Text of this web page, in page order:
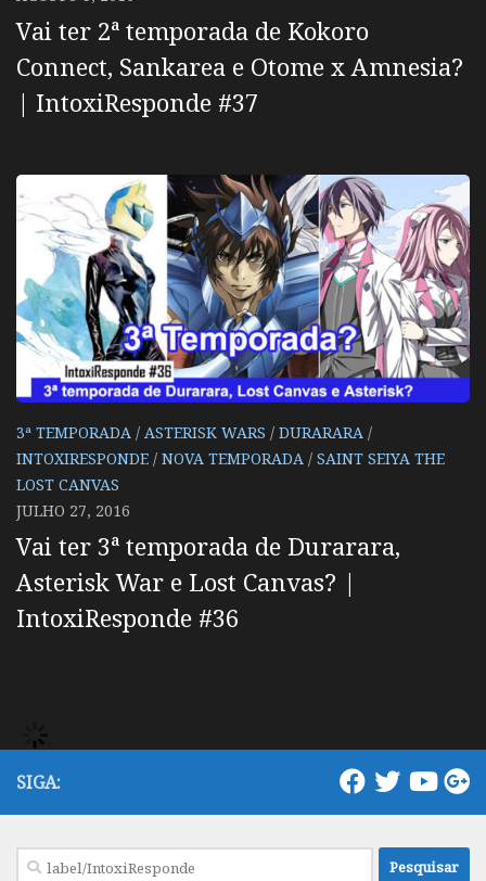
Vai ter 2ª temporada de Kokoro
Connect, Sankarea e Otome x Amnesia?
| IntoxiResponde #37
3ª TEMPORADA / ASTERISK WARS / DURARARA /
INTOXIRESPONDE / NOVA TEMPORADA / SAINT SEIYA THE
LOST CANVAS
JULHO 27, 2016
Vai ter 3ª temporada de Durarara,
Asterisk War e Lost Canvas? |
IntoxiResponde #36
SIGA:
Pesquisar